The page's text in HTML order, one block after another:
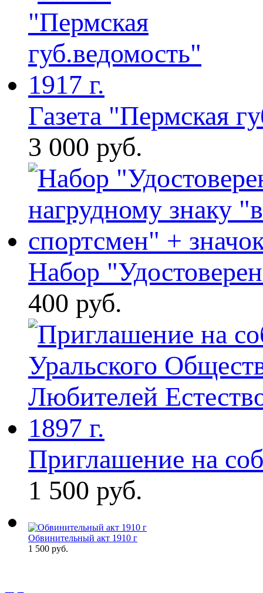
Газета "Пермская
3 000 руб.
Набор
400 руб.
Приглашение на
1 500 руб.
Обвинительный акт 1910 г
1 500 руб.